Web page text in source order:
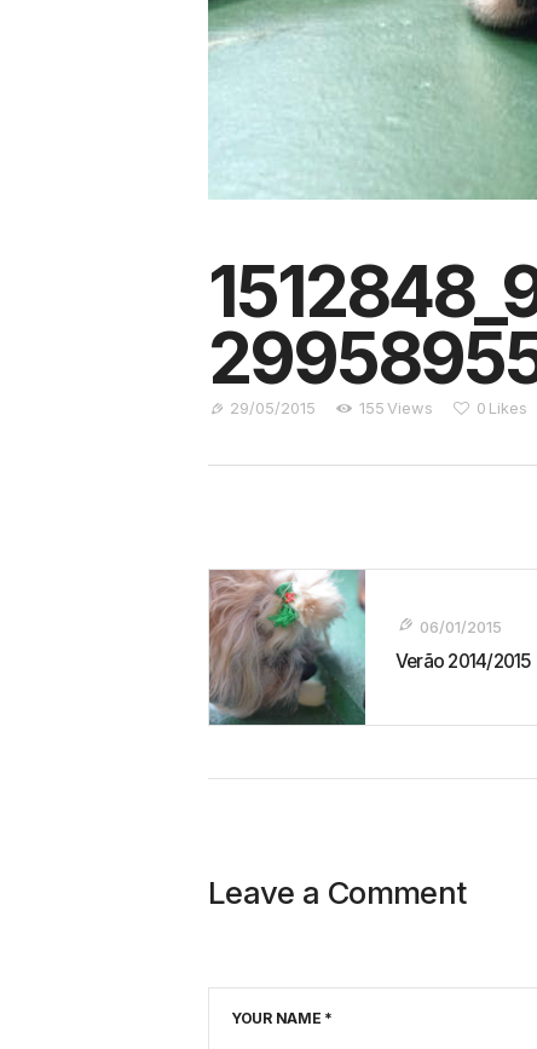
29/05/2015 155 Views 0 Likes
Navegação
De
Post
06/01/2015
Verão 2014/2015
Leave a Comment